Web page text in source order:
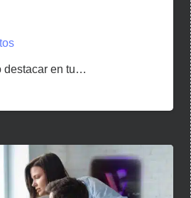
destacar en tu…